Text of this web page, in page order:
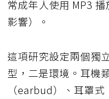
常成年人使用 MP3
影響）。
這項研究設定兩個獨
型，二是環境。耳機
（earbud）、耳罩